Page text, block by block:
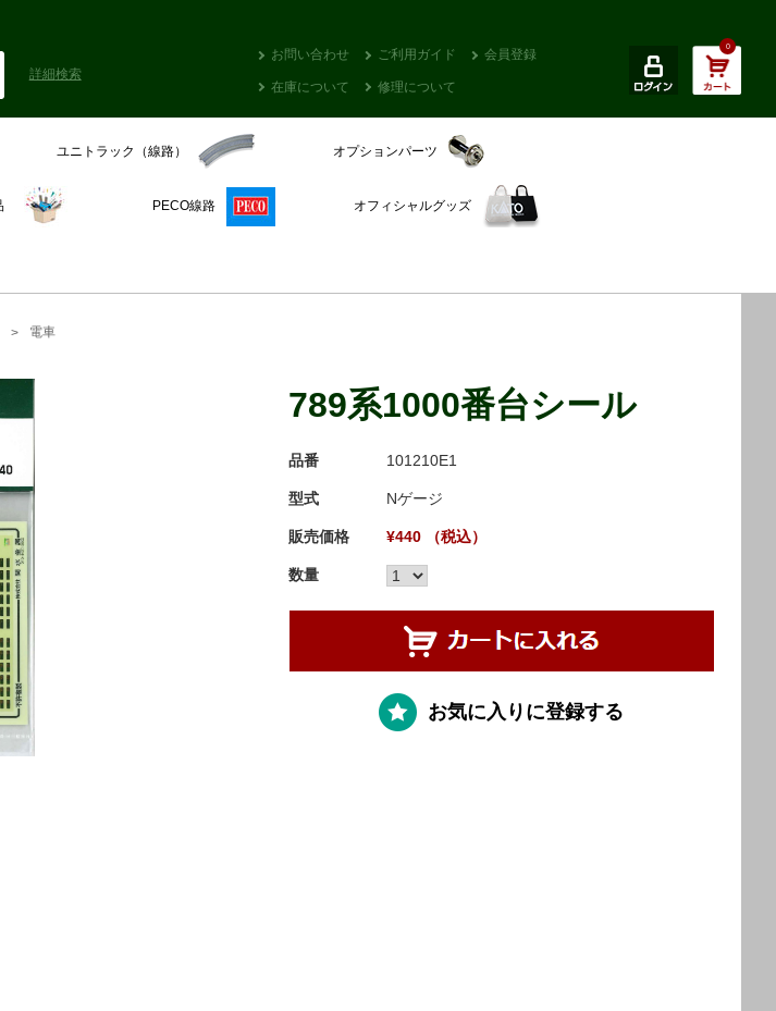
詳細検索
お問い合わせ ご利用ガイド 会員登録
在庫について 修理について
0
ユニトラック（線路） オプションパーツ
PECO線路 オフィシャルグッズ
電車
789系1000番台シール
品番 101210E1
型式 Nゲージ
販売価格 ¥440 （税込）
数量
お気に入りに登録する